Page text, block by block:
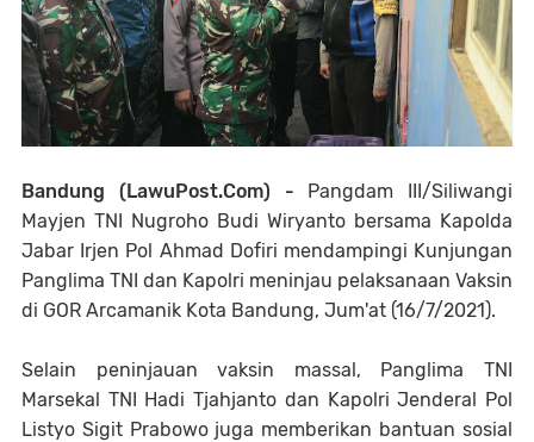
Bandung (LawuPost.Com) - Pangdam III/Siliwangi
Mayjen TNI Nugroho Budi Wiryanto bersama Kapolda
Jabar Irjen Pol Ahmad Dofiri mendampingi Kunjungan
Panglima TNI dan Kapolri meninjau pelaksanaan Vaksin
di GOR Arcamanik Kota Bandung, Jum'at (16/7/2021).
Selain peninjauan vaksin massal, Panglima TNI
Marsekal TNI Hadi Tjahjanto dan Kapolri Jenderal Pol
Listyo Sigit Prabowo juga memberikan bantuan sosial